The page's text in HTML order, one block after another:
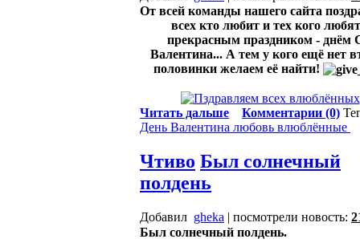
От всей команды нашего сайта
всех кто любит и тех кого
прекрасным праздником - днём
Валентина... А тем у кого ещё нет
половинки желаем её найти!
Читать дальше Комментарии (0)
День Валентина любовь влюблённые
Чтиво Был солнечный
полдень
Добавил gheka | посмотрели новость:
Был солнечный полдень.